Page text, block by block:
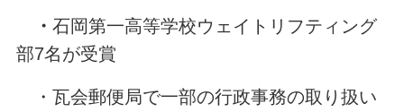
・ 石岡第一高等学校ウェイトリフティング
部7名が受賞
・瓦会郵便局で一部の行政事務の取り扱い